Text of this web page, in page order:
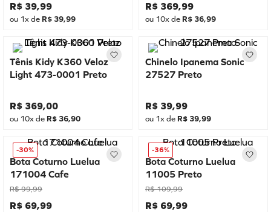
R$ 39,99
ou 1x de R$ 39,99
R$ 369,99
ou 10x de R$ 36,99
Tênis Kidy K360 Veloz
Light 473-0001 Preto
R$ 369,00
ou 10x de R$ 36,90
Chinelo Ipanema Sonic
27527 Preto
R$ 39,99
ou 1x de R$ 39,99
-30%
Bota Coturno Luelua
171004 Cafe
R$ 99,99
R$ 69,99
-36%
Bota Coturno Luelua
11005 Preto
R$ 109,99
R$ 69,99